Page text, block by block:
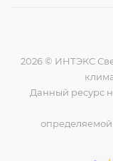
2026 © ИНТЭКС
Данный ресурс
определяемой